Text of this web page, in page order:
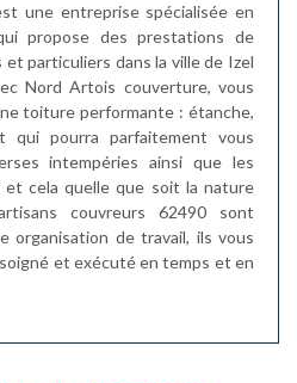
une entreprise spécialisée en
propose des prestations de
particuliers dans la ville de Izel
Nord Artois couverture, vous
toiture performante : étanche,
qui pourra parfaitement vous
intempéries ainsi que les
et cela quelle que soit la nature
couvreurs 62490 sont
organisation de travail, ils vous
et exécuté en temps et en